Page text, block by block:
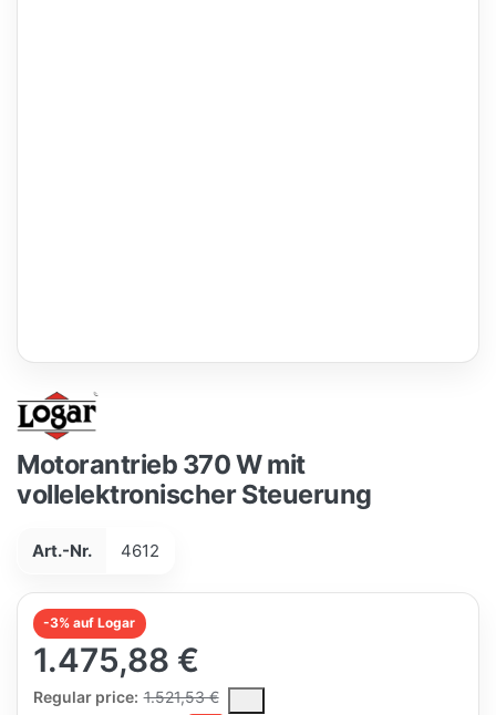
Motorantrieb 370 W mit
vollelektronischer Steuerung
Art.-Nr. 4612
-3% auf Logar
1.475,88 €
Regular price: 1.521,53 €
The Regular Price is the median selling price paid by